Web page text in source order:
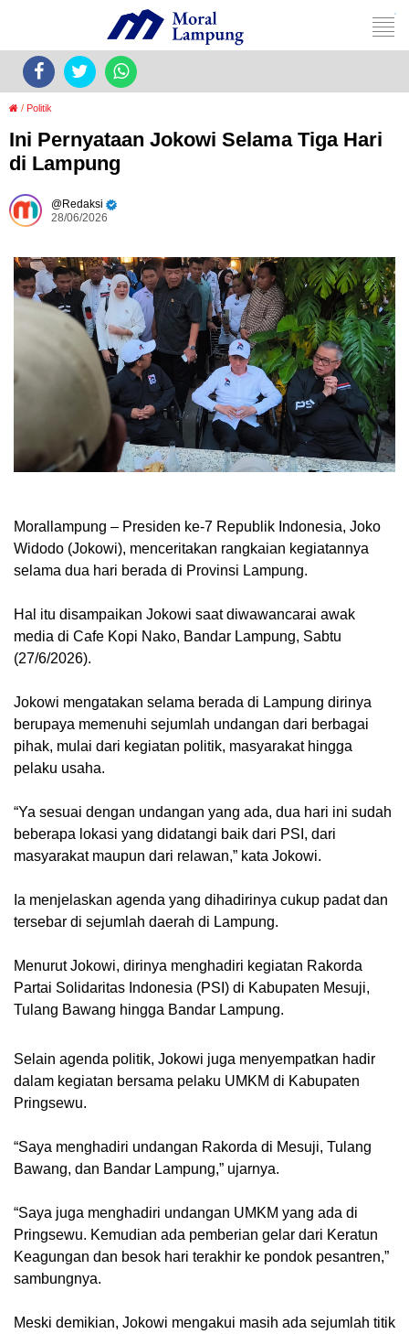
/ Politik
Ini Pernyataan Jokowi Selama Tiga Hari
di Lampung
Redaksi
28/06/2026
Morallampung – Presiden ke-7 Republik Indonesia, Joko
Widodo (Jokowi), menceritakan rangkaian kegiatannya
selama dua hari berada di Provinsi Lampung.
Hal itu disampaikan Jokowi saat diwawancarai awak
media di Cafe Kopi Nako, Bandar Lampung, Sabtu
(27/6/2026).
Jokowi mengatakan selama berada di Lampung dirinya
berupaya memenuhi sejumlah undangan dari berbagai
pihak, mulai dari kegiatan politik, masyarakat hingga
pelaku usaha.
“Ya sesuai dengan undangan yang ada, dua hari ini sudah
beberapa lokasi yang didatangi baik dari PSI, dari
masyarakat maupun dari relawan,” kata Jokowi.
Ia menjelaskan agenda yang dihadirinya cukup padat dan
tersebar di sejumlah daerah di Lampung.
Menurut Jokowi, dirinya menghadiri kegiatan Rakorda
Partai Solidaritas Indonesia (PSI) di Kabupaten Mesuji,
Tulang Bawang hingga Bandar Lampung.
Selain agenda politik, Jokowi juga menyempatkan hadir
dalam kegiatan bersama pelaku UMKM di Kabupaten
Pringsewu.
“Saya menghadiri undangan Rakorda di Mesuji, Tulang
Bawang, dan Bandar Lampung,” ujarnya.
“Saya juga menghadiri undangan UMKM yang ada di
Pringsewu. Kemudian ada pemberian gelar dari Keratun
Keagungan dan besok hari terakhir ke pondok pesantren,”
sambungnya.
Meski demikian, Jokowi mengakui masih ada sejumlah titik